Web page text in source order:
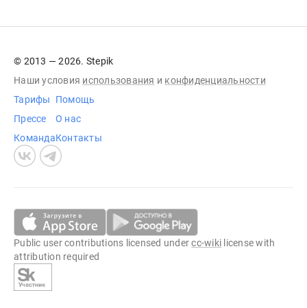
© 2013 — 2026. Stepik
Наши условия использования и конфиденциальности
Тарифы
Прессе
Команда
Помощь
О нас
Контакты
Public user contributions licensed undercc-wiki license with
attribution required